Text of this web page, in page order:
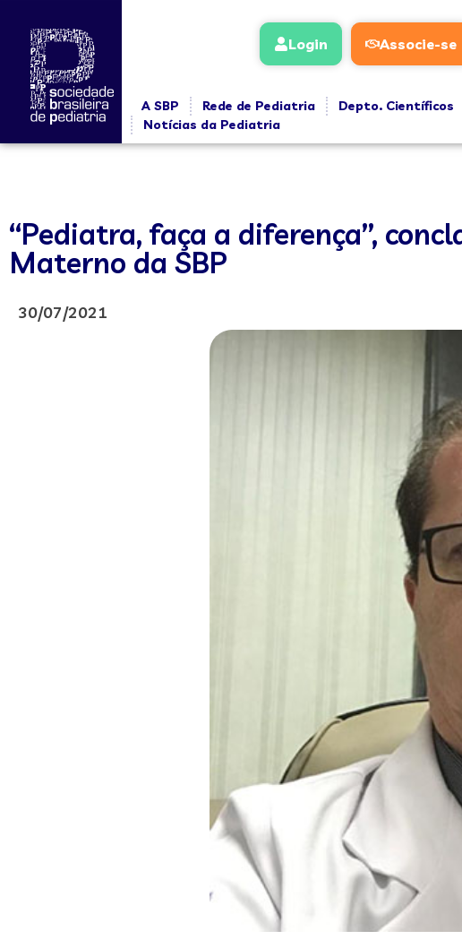
Login Associe-se
A SBP Rede de Pediatria Depto. Científicos
Notícias da Pediatria
“Pediatra, faça a diferença”,
Materno da SBP
30/07/2021